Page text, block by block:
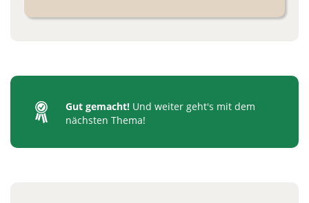
Gut gemacht! Und weiter geht's mit dem
nächsten Thema!